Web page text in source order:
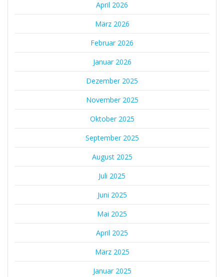
April 2026
März 2026
Februar 2026
Januar 2026
Dezember 2025
November 2025
Oktober 2025
September 2025
August 2025
Juli 2025
Juni 2025
Mai 2025
April 2025
März 2025
Januar 2025